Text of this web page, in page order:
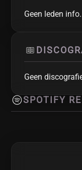
Geen leden info.
Geen
SPOTIFY